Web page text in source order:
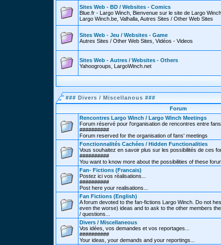
Sites Web - BD / Websites - Comics
Blue.fr - Largo Winch, Bienvenue sur le site de Largo
Largo Winch.be, Valhalla, Autres Sites / Other Web Sites
Sites Web - Jeu / Websites - Game
Autres Sites / Other Web Sites, Vidéos - Videos
Sites Web - Autres / Websites - Others
Yahoogroups, LargoWinch.net
### Divers / Miscellanous ###
Forum
Rencontres Largo Winch / Largo Winch Meetings
Forum réservé pour l'organisation de rencontres entre fans
##########
Forum reserved for the organisation of fans' meetings
Fonctionnalités Cachées / Hidden Functionalities
Vous souhaitez en savoir plus sur les possibilités de ces
##########
You want to know more about the possibilities of these
Fan- Fictions (Francais)
Postez ici vos réalisations...
##########
Post here your realisations...
Fan Fictions (English)
A forum devoted to the fan-fictions Largo Winch. Do not
even the worse) ideas and to ask to the other members
/ questions...
Divers / Miscellaneous
Vos idées, vos demandes et vos reportages...
##########
Your ideas, your demands and your reportings...